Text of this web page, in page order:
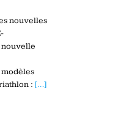
nouvelles
nouvelle
: […]